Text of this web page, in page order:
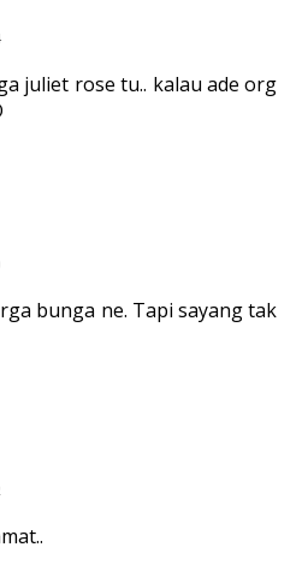
juliet rose tu.. kalau ade org
bunga ne. Tapi sayang tak